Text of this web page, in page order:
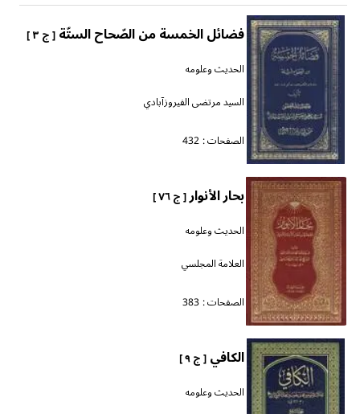
فضائل الخمسة من الصّحاح الستّة[ ج ٣ ]
الحديث وعلومه
السيد مرتضى الفيروزآبادي
الصفحات : 432
بحار الأنوار[ ج ٧٦ ]
الحديث وعلومه
العلامة المجلسي
الصفحات : 383
الكافي[ ج ٩ ]
الحديث وعلومه